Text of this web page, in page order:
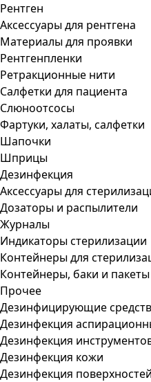
Рентген
Аксессуары для рентгена
Материалы для проявки
Рентгенпленки
Ретракционные нити
Салфетки для пациента
Слюноотсосы
Фартуки, халаты, салфетки
Шапочки
Шприцы
Дезинфекция
Аксессуары для
Дозаторы и распылители
Журналы
Индикаторы стерилизации
Контейнеры для
Контейнеры, баки и
Прочее
Дезинфицирующие
Дезинфекция
Дезинфекция
Дезинфекция кожи
Дезинфекция